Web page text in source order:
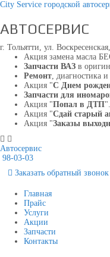
City Service городской
АВТОСЕРВИС
г. Тольятти, ул. Воскресенская,
Акция замена масла
Запчасти ВАЗ в
Ремонт, диагностика
Акция "С Днем
Запчасти для
Акция "Попал в ДТП
Акция "Сдай старый
Акция "Заказы
Автосервис
98-03-03
Заказать обратный звонок
Главная
Прайс
Услуги
Акции
Запчасти
Контакты